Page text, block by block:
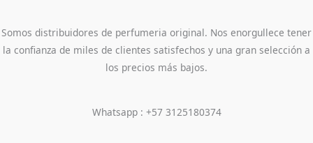
Somos distribuidores de perfumeria original. Nos enorgullece tener
la confianza de miles de clientes satisfechos y una gran selección a
los precios más bajos.
Whatsapp : +57 3125180374